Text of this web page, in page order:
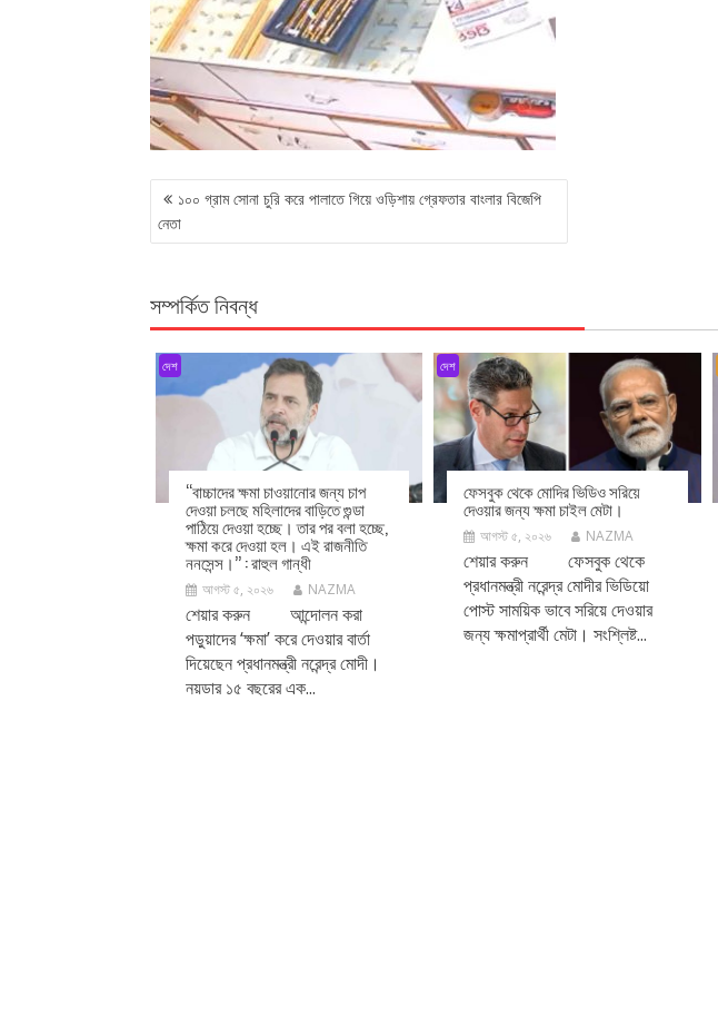
POST
NAVIGATION
১০০ গ্রাম সোনা চুরি করে পালাতে গিয়ে ওড়িশায় গ্রেফতার বাংলার বিজেপি
নেতা
সম্পর্কিত নিবন্ধ
দেশ
‘‘বাচ্চাদের ক্ষমা চাওয়ানোর জন্য চাপ
দেওয়া চলছে মহিলাদের বাড়িতে গুন্ডা
পাঠিয়ে দেওয়া হচ্ছে। তার পর বলা হচ্ছে,
ক্ষমা করে দেওয়া হল। এই রাজনীতি
ননসেন্স।’’ : রাহুল গান্ধী
আগস্ট ৫, ২০২৬ NAZMA
শেয়ার করুন আন্দোলন করা
পড়ুয়াদের ‘ক্ষমা’ করে দেওয়ার বার্তা
দিয়েছেন প্রধানমন্ত্রী নরেন্দ্র মোদী।
নয়ডার ১৫ বছরের এক...
দেশ
ফেসবুক থেকে মোদির ভিডিও সরিয়ে
দেওয়ার জন্য ক্ষমা চাইল মেটা।
আগস্ট ৫, ২০২৬ NAZMA
শেয়ার করুন ফেসবুক থেকে
প্রধানমন্ত্রী নরেন্দ্র মোদীর ভিডিয়ো
পোস্ট সাময়িক ভাবে সরিয়ে দেওয়ার
জন্য ক্ষমাপ্রার্থী মেটা। সংশ্লিষ্ট...